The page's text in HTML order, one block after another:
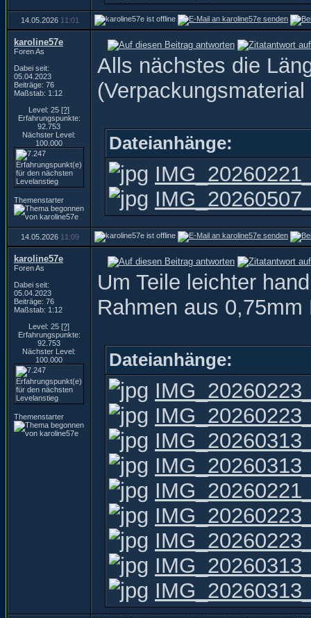
14.05.2026 11:01
karoline57e
Foren As
Dabei seit:
05.04.2023
Beiträge: 76
Maßstab: 1:12
Level: 25 [?]
Erfahrungspunkte:
92.753
Nächster Level:
100.000
Themenstarter
Alls nächstes die
Dateianhänge:
14.05.2026 11:09
karoline57e
Foren As
Dabei seit:
05.04.2023
Beiträge: 76
Maßstab: 1:12
Level: 25 [?]
Erfahrungspunkte:
92.753
Nächster Level:
100.000
Themenstarter
Um Teile leichter
Rahmen aus
Dateianhänge: